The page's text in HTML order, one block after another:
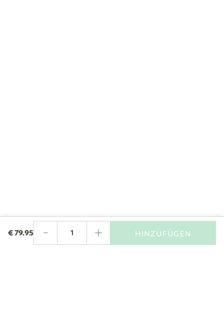
€79.95 - + HINZUFÜGEN